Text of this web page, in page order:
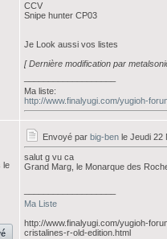
CCV
Snipe hunter CP03
Je Look aussi vos listes
[ Dernière modification par
Ma liste:
http://www.finalyugi.com/yugioh-
le
Envoyé par big-ben le Jeudi 22
salut g vu ca
Grand Marg, le Monarque des
Ma Liste
http://www.finalyugi.com/yugioh-
cristalines-r-old-edition.html